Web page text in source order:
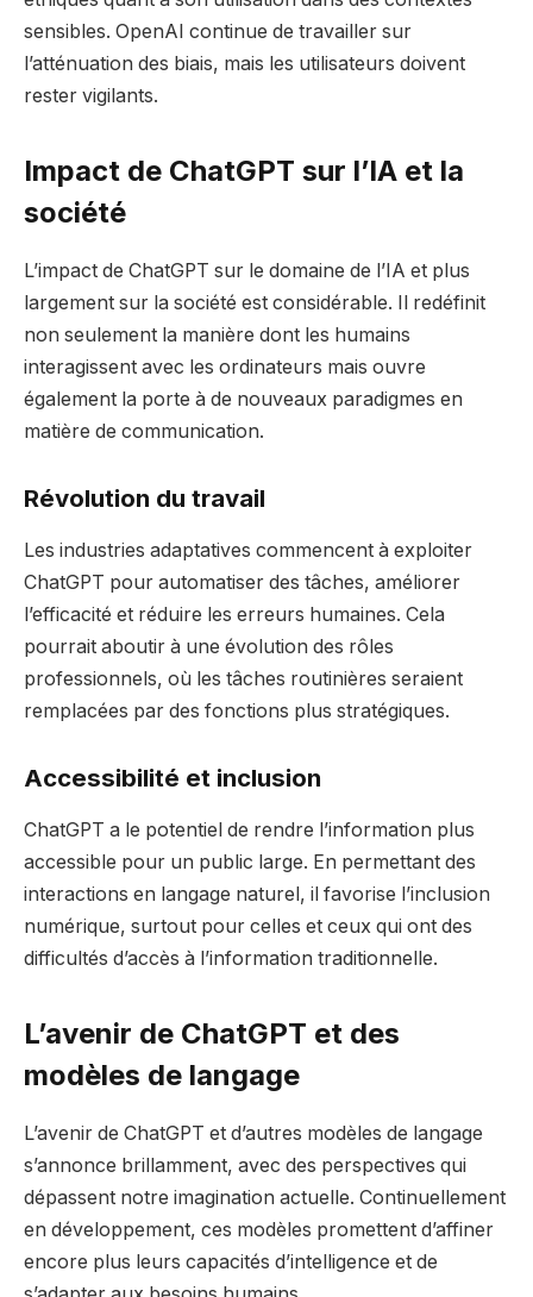
sensibles. OpenAI continue de travailler sur
l’atténuation des biais, mais les utilisateurs doivent
rester vigilants.
Impact de ChatGPT sur l’IA et la
société
L’impact de ChatGPT sur le domaine de l’IA et plus
largement sur la société est considérable. Il redéfinit
non seulement la manière dont les humains
interagissent avec les ordinateurs mais ouvre
également la porte à de nouveaux paradigmes en
matière de communication.
Révolution du travail
Les industries adaptatives commencent à exploiter
ChatGPT pour automatiser des tâches, améliorer
l’efficacité et réduire les erreurs humaines. Cela
pourrait aboutir à une évolution des rôles
professionnels, où les tâches routinières seraient
remplacées par des fonctions plus stratégiques.
Accessibilité et inclusion
ChatGPT a le potentiel de rendre l’information plus
accessible pour un public large. En permettant des
interactions en langage naturel, il favorise l’inclusion
numérique, surtout pour celles et ceux qui ont des
difficultés d’accès à l’information traditionnelle.
L’avenir de ChatGPT et des
modèles de langage
L’avenir de ChatGPT et d’autres modèles de langage
s’annonce brillamment, avec des perspectives qui
dépassent notre imagination actuelle. Continuellement
en développement, ces modèles promettent d’affiner
encore plus leurs capacités d’intelligence et de